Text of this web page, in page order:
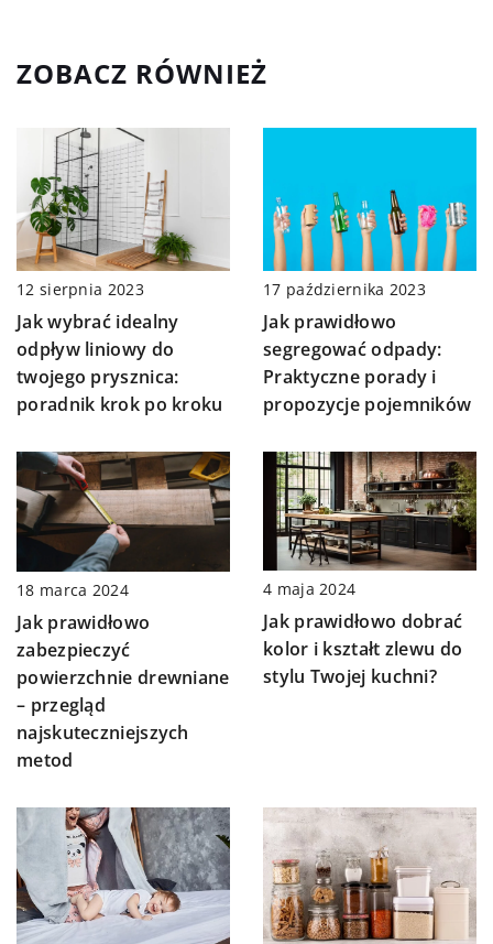
ZOBACZ RÓWNIEŻ
12 sierpnia 2023
Jak wybrać idealny
odpływ liniowy do
twojego prysznica:
poradnik krok po kroku
17 października 2023
Jak prawidłowo
segregować odpady:
Praktyczne porady i
propozycje pojemników
18 marca 2024
Jak prawidłowo
zabezpieczyć
powierzchnie drewniane
– przegląd
najskuteczniejszych
metod
4 maja 2024
Jak prawidłowo dobrać
kolor i kształt zlewu do
stylu Twojej kuchni?